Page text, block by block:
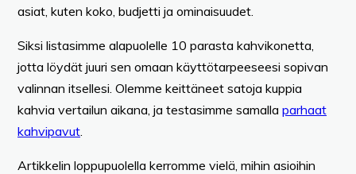
asiat, kuten koko, budjetti ja ominaisuudet.
Siksi listasimme alapuolelle 10 parasta kahvikonetta,
jotta löydät juuri sen omaan käyttötarpeeseesi sopivan
valinnan itsellesi. Olemme keittäneet satoja kuppia
kahvia vertailun aikana, ja testasimme samalla parhaat
kahvipavut
Artikkelin loppupuolella kerromme vielä, mihin asioihin